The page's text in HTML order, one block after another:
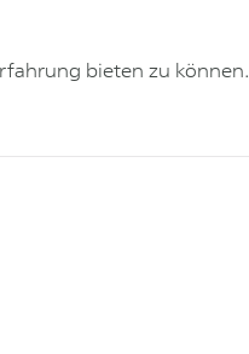
bieten zu können.